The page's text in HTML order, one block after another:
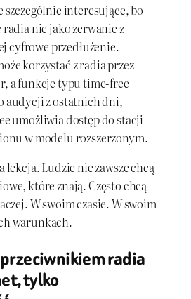
szczególnie interesujące, bo
radia nie jako zerwanie z
cyfrowe przedłużenie.
korzystać z radia przez
a funkcje typu time-free
audycji z ostatnich dni,
umożliwia dostęp do stacji
w modelu rozszerzonym.
lekcja. Ludzie nie zawsze chcą
które znają. Często chcą
W swoim czasie. W swoim
warunkach.
radia
tylko